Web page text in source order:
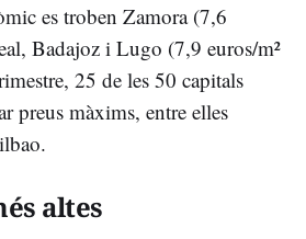
es troben Zamora (7,6
Badajoz i Lugo (7,9 euros/m²
25 de les 50 capitals
preus màxims, entre elles
altes